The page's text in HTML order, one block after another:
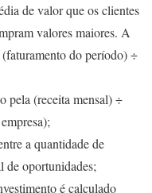
de valor que os clientes
valores maiores. A
do período) ÷
pela (receita mensal) ÷
a quantidade de
de oportunidades;
é calculado